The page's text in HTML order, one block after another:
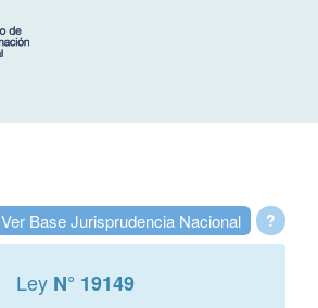
?
Ver Base Jurisprudencia Nacional
Ley N° 19149